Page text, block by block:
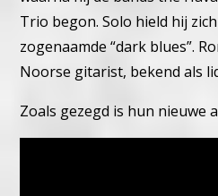
Trio begon.Solo hield hij
zogenaamde “dark blues”.
Noorse gitarist, bekend als
Zoals gezegd is hun nieuwe